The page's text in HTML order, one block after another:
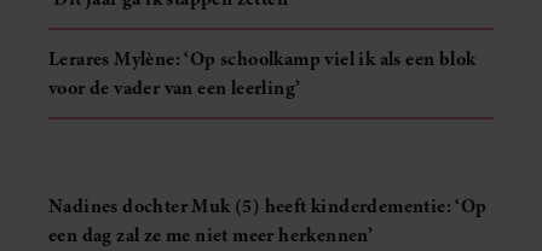
Lerares Mylène: ‘Op schoolkamp viel ik als een blok
voor de vader van een leerling’
Nadines dochter Muk (5) heeft kinderdementie: ‘Op
een dag zal ze me niet meer herkennen’